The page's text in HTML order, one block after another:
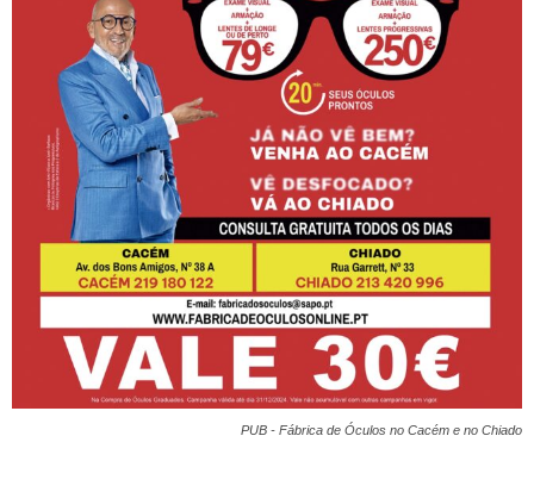
PUB - Fábrica de Óculos no Cacém e no Chiado